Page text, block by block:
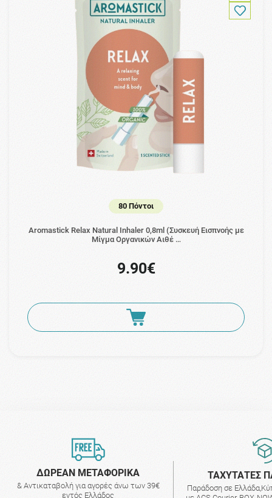
80 Πόντοι
Aromastick Relax Natural Inhaler 0,8ml (Συσκευή Εισπνοής με
Μίγμα Οργανικών Αιθέ …
9.90€
ΔΩΡΕΑΝ ΜΕΤΑΦΟΡΙΚΑ
& Αντικαταβολή για αγορές άνω των 39€
εντός Ελλάδος
ΤΑΧΥΤΑΤΕΣ
Παράδοση σε